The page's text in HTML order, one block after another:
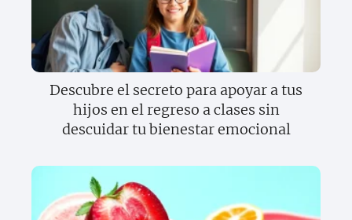
Descubre el secreto para apoyar a tus
hijos en el regreso a clases sin
descuidar tu bienestar emocional